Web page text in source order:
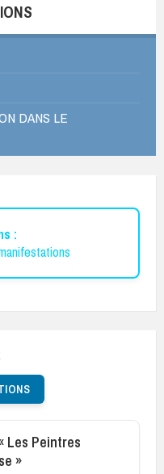
DANS LE
:
Les Peintres
»